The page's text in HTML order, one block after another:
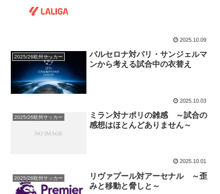
2025.10.09
2025/26欧州サッカー
バルセロナ対パリ・サンジェルマ
ンから考える試合中の衣替え
2025.10.03
2025/26欧州サッカー
ミラン対ナポリの雑感 ～試合の
感想はほとんどありません～
2025.10.01
2025/26欧州サッカー
リヴァプール対アーセナル ～歪
みと移動と脅しと～